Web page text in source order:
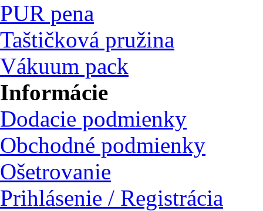
PUR pena
Taštičková pružina
Vákuum pack
Informácie
Dodacie podmienky
Obchodné podmienky
Ošetrovanie
Prihlásenie / Registrácia